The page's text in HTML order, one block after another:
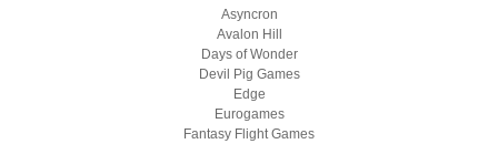
Asyncron
Avalon Hill
Days of Wonder
Devil Pig Games
Edge
Eurogames
Fantasy Flight Games